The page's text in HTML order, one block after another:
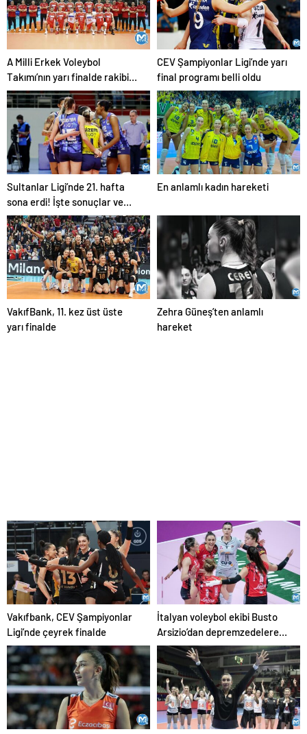
A Milli Erkek Voleybol
Takımı’nın yarı finalde rakibi
Çekya
CEV Şampiyonlar Ligi’nde yarı
final programı belli oldu
Sultanlar Ligi’nde 21. hafta
sona erdi! İşte sonuçlar ve
puan durumu…
En anlamlı kadın hareketi
VakıfBank, 11. kez üst üste
yarı finalde
Zehra Güneş’ten anlamlı
hareket
Vakıfbank, CEV Şampiyonlar
Ligi’nde çeyrek finalde
İtalyan voleybol ekibi Busto
Arsizio’dan depremzedelere
destek